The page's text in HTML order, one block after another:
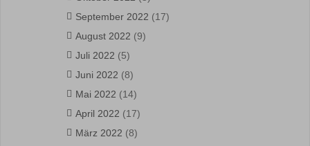
September 2022 (17)
August 2022 (9)
Juli 2022 (5)
Juni 2022 (8)
Mai 2022 (14)
April 2022 (17)
März 2022 (8)